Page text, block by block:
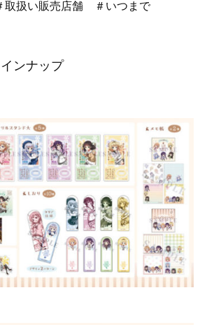
取扱い販売店舗 ＃いつまで
ンナップ